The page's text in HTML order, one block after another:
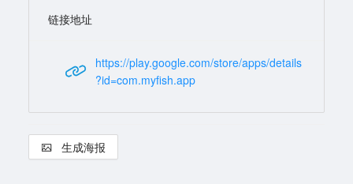
链接地址
https://play.google.com/store/apps/details
?id=com.myfish.app
生成海报